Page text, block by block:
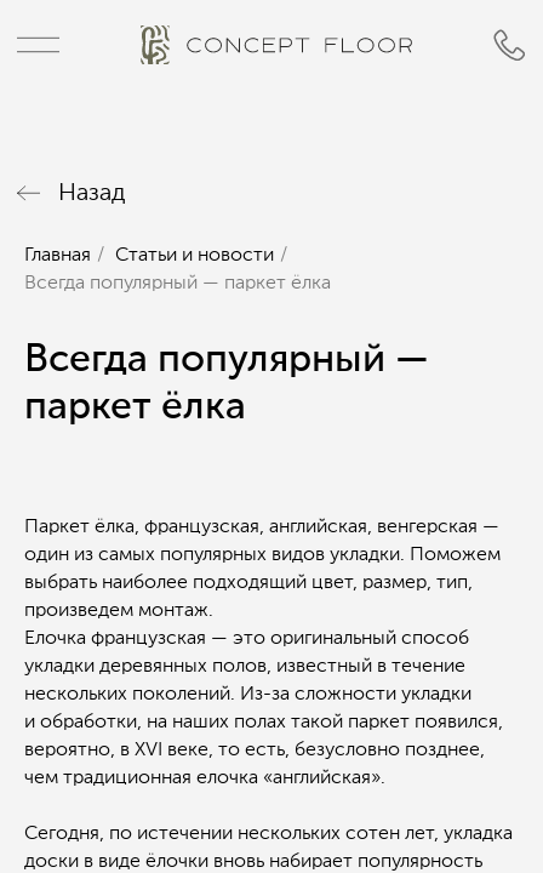
Главная / Статьи и новости /
Всегда популярный — паркет ёлка
Всегда популярный —
паркет ёлка
Паркет ёлка, французская, английская, венгерская —
один из самых популярных видов укладки. Поможем
выбрать наиболее подходящий цвет, размер, тип,
произведем монтаж.
Елочка французская — это оригинальный способ
укладки деревянных полов, известный в течение
нескольких поколений. Из-за сложности укладки
и обработки, на наших полах такой паркет появился,
вероятно, в XVI веке, то есть, безусловно позднее,
чем традиционная елочка «английская».
Сегодня, по истечении нескольких сотен лет, укладка
доски в виде ёлочки вновь набирает популярность